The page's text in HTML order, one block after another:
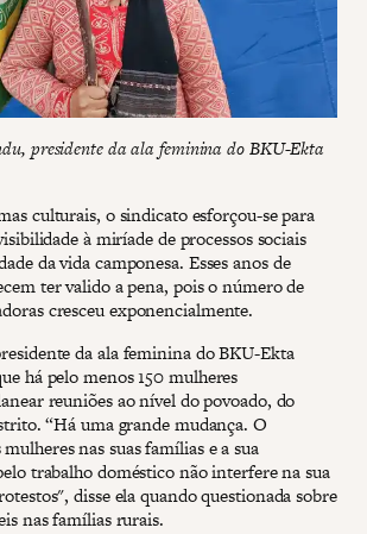
presidente da ala feminina do BKU-Ekta
culturais, o sindicato esforçou-se para
à miríade de processos sociais
da vida camponesa. Esses anos de
ter valido a pena, pois o número de
cresceu exponencialmente.
da ala feminina do BKU-Ekta
há pelo menos 150 mulheres
reuniões ao nível do povoado, do
“Há uma grande mudança. O
nas suas famílias e a sua
trabalho doméstico não interfere na sua
disse ela quando questionada sobre
nas famílias rurais.